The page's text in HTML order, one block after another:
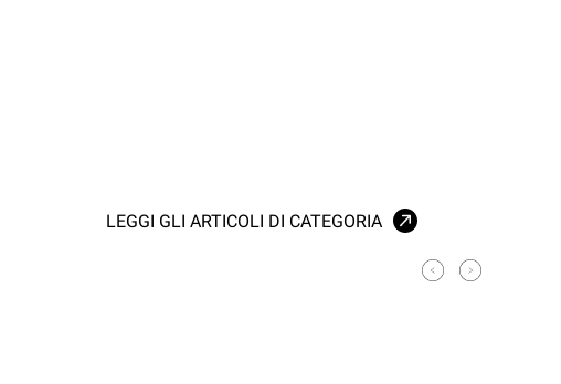
LEGGI GLI ARTICOLI DI CATEGORIA